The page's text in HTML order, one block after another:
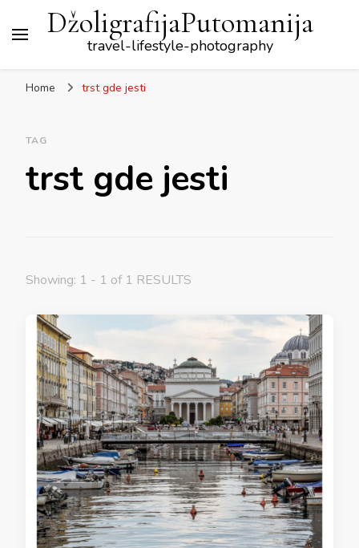
DžoligrafijaPutomanija
travel-lifestyle-photography
Home trst gde jesti
TAG
trst gde jesti
Showing: 1 - 1 of 1 RESULTS